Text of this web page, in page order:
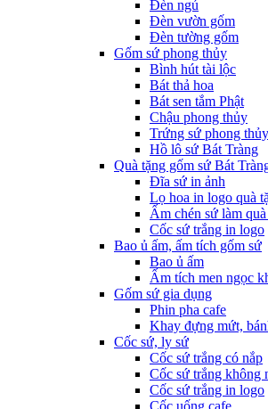
Đèn ngủ
Đèn vườn gốm
Đèn tường gốm
Gốm sứ phong thủy
Bình hút tài lộc
Bát thả hoa
Bát sen tắm Phật
Chậu phong thủy
Trứng sứ phong thủy
Hồ lô sứ Bát Tràng
Quà tặng gốm sứ Bát
Đĩa sứ in ảnh
Lọ hoa in logo quà
Ấm chén sứ làm
Cốc sứ trắng in logo
Bao ủ ấm, ấm tích gốm sứ
Bao ủ ấm
Ấm tích men ngọc
Gốm sứ gia dụng
Phin pha cafe
Khay đựng mứt,
Cốc sứ, ly sứ
Cốc sứ trắng có nắp
Cốc sứ trắng không
Cốc sứ trắng in logo
Cốc uống cafe